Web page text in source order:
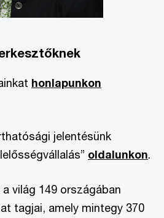
honlapunkon
jelentésünk
oldalunkon.
világ 149 országában
tagjai, amely mintegy 370